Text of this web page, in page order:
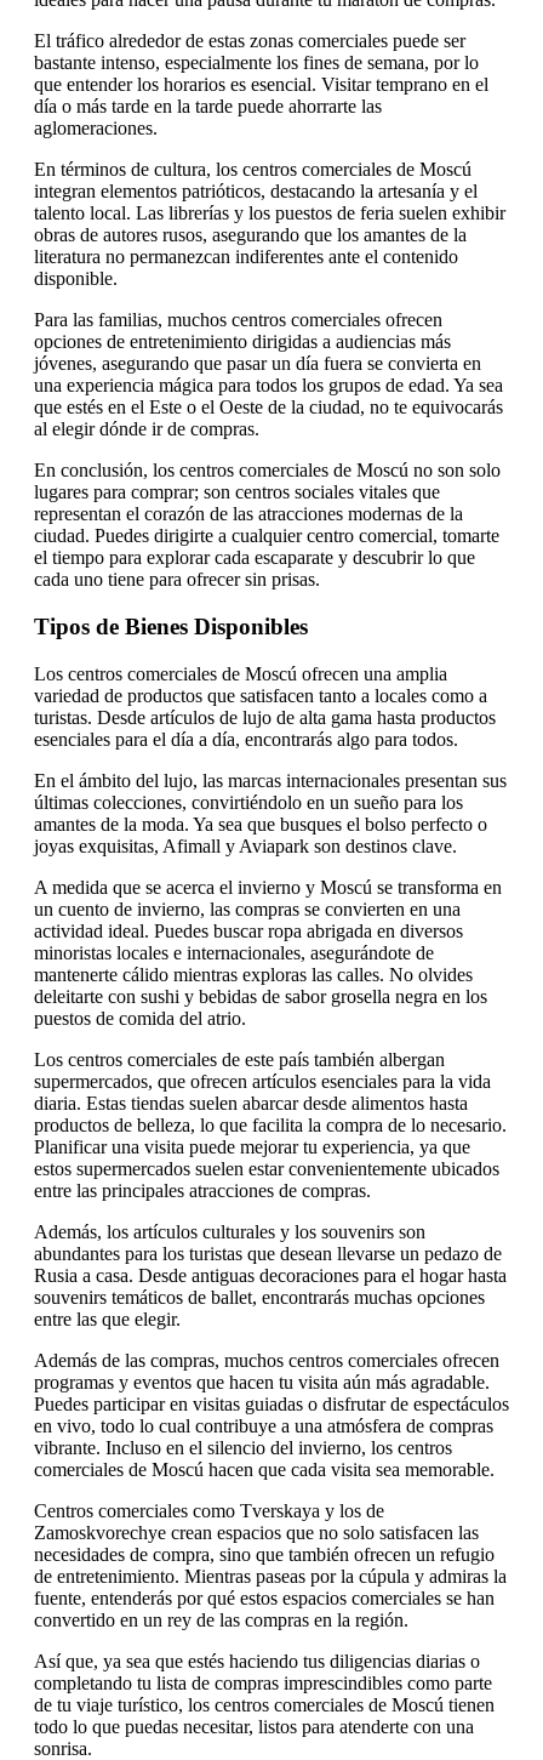
El tráfico alrededor de estas zonas comerciales puede ser
bastante intenso, especialmente los fines de semana, por lo
que entender los horarios es esencial. Visitar temprano en el
día o más tarde en la tarde puede ahorrarte las
aglomeraciones.
En términos de cultura, los centros comerciales de Moscú
integran elementos patrióticos, destacando la artesanía y el
talento local. Las librerías y los puestos de feria suelen exhibir
obras de autores rusos, asegurando que los amantes de la
literatura no permanezcan indiferentes ante el contenido
disponible.
Para las familias, muchos centros comerciales ofrecen
opciones de entretenimiento dirigidas a audiencias más
jóvenes, asegurando que pasar un día fuera se convierta en
una experiencia mágica para todos los grupos de edad. Ya sea
que estés en el Este o el Oeste de la ciudad, no te equivocarás
al elegir dónde ir de compras.
En conclusión, los centros comerciales de Moscú no son solo
lugares para comprar; son centros sociales vitales que
representan el corazón de las atracciones modernas de la
ciudad. Puedes dirigirte a cualquier centro comercial, tomarte
el tiempo para explorar cada escaparate y descubrir lo que
cada uno tiene para ofrecer sin prisas.
Tipos de Bienes Disponibles
Los centros comerciales de Moscú ofrecen una amplia
variedad de productos que satisfacen tanto a locales como a
turistas. Desde artículos de lujo de alta gama hasta productos
esenciales para el día a día, encontrarás algo para todos.
En el ámbito del lujo, las marcas internacionales presentan sus
últimas colecciones, convirtiéndolo en un sueño para los
amantes de la moda. Ya sea que busques el bolso perfecto o
joyas exquisitas, Afimall y Aviapark son destinos clave.
A medida que se acerca el invierno y Moscú se transforma en
un cuento de invierno, las compras se convierten en una
actividad ideal. Puedes buscar ropa abrigada en diversos
minoristas locales e internacionales, asegurándote de
mantenerte cálido mientras exploras las calles. No olvides
deleitarte con sushi y bebidas de sabor grosella negra en los
puestos de comida del atrio.
Los centros comerciales de este país también albergan
supermercados, que ofrecen artículos esenciales para la vida
diaria. Estas tiendas suelen abarcar desde alimentos hasta
productos de belleza, lo que facilita la compra de lo necesario.
Planificar una visita puede mejorar tu experiencia, ya que
estos supermercados suelen estar convenientemente ubicados
entre las principales atracciones de compras.
Además, los artículos culturales y los souvenirs son
abundantes para los turistas que desean llevarse un pedazo de
Rusia a casa. Desde antiguas decoraciones para el hogar hasta
souvenirs temáticos de ballet, encontrarás muchas opciones
entre las que elegir.
Además de las compras, muchos centros comerciales ofrecen
programas y eventos que hacen tu visita aún más agradable.
Puedes participar en visitas guiadas o disfrutar de espectáculos
en vivo, todo lo cual contribuye a una atmósfera de compras
vibrante. Incluso en el silencio del invierno, los centros
comerciales de Moscú hacen que cada visita sea memorable.
Centros comerciales como Tverskaya y los de
Zamoskvorechye crean espacios que no solo satisfacen las
necesidades de compra, sino que también ofrecen un refugio
de entretenimiento. Mientras paseas por la cúpula y admiras la
fuente, entenderás por qué estos espacios comerciales se han
convertido en un rey de las compras en la región.
Así que, ya sea que estés haciendo tus diligencias diarias o
completando tu lista de compras imprescindibles como parte
de tu viaje turístico, los centros comerciales de Moscú tienen
todo lo que puedas necesitar, listos para atenderte con una
sonrisa.